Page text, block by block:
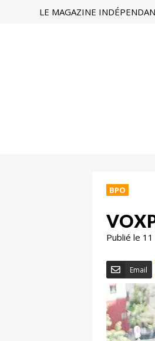
LE MAGAZINE
BPO
Publié le